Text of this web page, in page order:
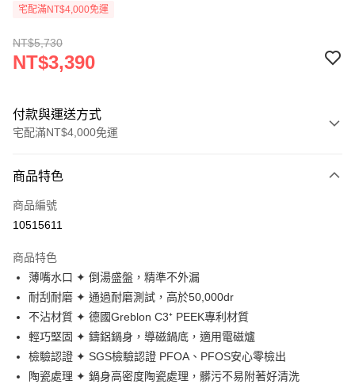
宅配滿NT$4,000免運
NT$5,730
NT$3,390
付款與運送方式
宅配滿NT$4,000免運
信用卡一次付款
信用卡分期付款
合作金庫商業銀行
華南商業銀行
彰化商業銀行
上海商業儲蓄銀行
台北富邦商業銀行
國泰世華商業銀行
兆豐國際商業銀行
臺灣中小企業銀行
台中商業銀行
匯豐（台灣）商業銀行
華泰商業銀行
聯邦商業銀行
遠東國際商業銀行
元大商業銀行
永豐商業銀行
LINE Pay
Apple Pay
街口支付
悠遊付
商品特色
商品編號
10515611
商品特色
薄嘴水口 ✦ 倒湯盛盤，精準不外漏
耐刮耐磨 ✦ 通過耐磨測試，高於50,000dr
不沾材質 ✦ 德國Greblon C3⁺ PEEK專利材質
輕巧堅固 ✦ 鑄鋁鍋身，導磁鍋底，適用電磁爐
檢驗認證 ✦ SGS檢驗認證 PFOA、PFOS安心零檢出
陶瓷處理 ✦ 鍋身高密度陶瓷處理，髒污不易附著好清洗